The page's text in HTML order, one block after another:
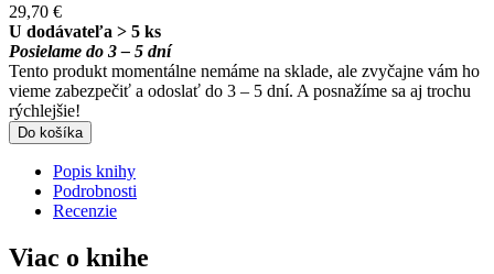
29,70 €
U dodávateľa > 5 ks
Posielame do 3 – 5 dní
Tento produkt momentálne nemáme na sklade, ale zvyčajne vám ho
vieme zabezpečiť a odoslať do 3 – 5 dní. A posnažíme sa aj trochu
rýchlejšie!
Do košíka
Popis knihy
Podrobnosti
Recenzie
Viac o knihe